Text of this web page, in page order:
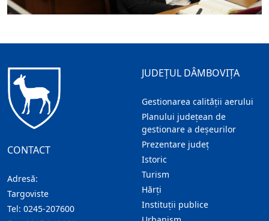
CONTACT
Adresă:
Targoviste
Tel: 0245-207600
JUDEȚUL DÂMBOVIȚA
Gestionarea calității aerului
Planului județean de
gestionare a deșeurilor
Prezentare judeţ
Istoric
Turism
Hărţi
Instituţii publice